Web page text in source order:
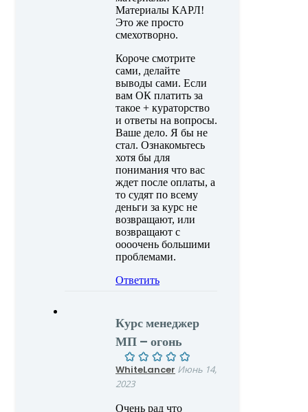
Материалы КАРЛ!
Это же просто
смехотворно.
Короче смотрите
сами, делайте
выводы сами. Если
вам ОК платить за
такое + кураторство
и ответы на вопросы.
Ваше дело. Я бы не
стал. Ознакомьтесь
хотя бы для
понимания что вас
ждет после оплаты, а
то судят по всему
деньги за курс не
возвращают, или
возвращают с
оооочень большими
проблемами.
Ответить
Курс менеджер
МП – огонь
WhiteLancer Июнь 14,
2023
Очень рад что